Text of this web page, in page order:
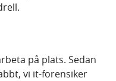
på plats. Sedan
vi it-forensiker